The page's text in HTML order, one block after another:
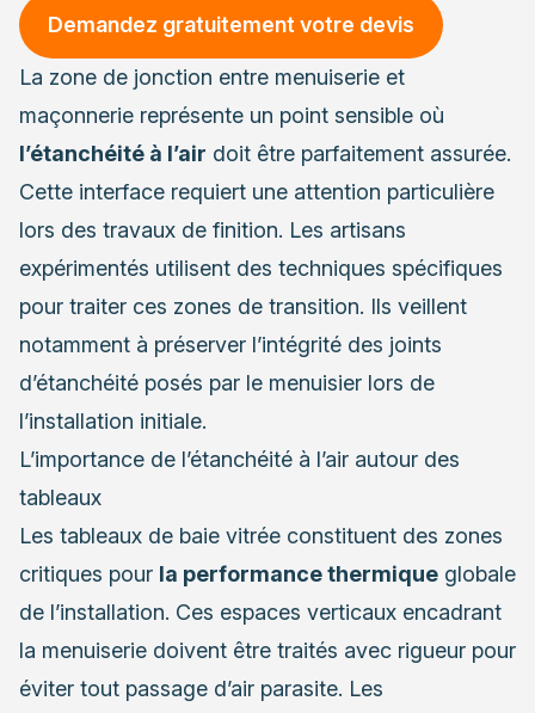
Demandez gratuitement votre devis
La zone de jonction entre menuiserie et
maçonnerie représente un point sensible où
l’étanchéité à l’air doit être parfaitement assurée.
Cette interface requiert une attention particulière
lors des travaux de finition. Les artisans
expérimentés utilisent des techniques spécifiques
pour traiter ces zones de transition. Ils veillent
notamment à préserver l’intégrité des joints
d’étanchéité posés par le menuisier lors de
l’installation initiale.
L’importance de l’étanchéité à l’air autour des
tableaux
Les tableaux de baie vitrée constituent des zones
critiques pour la performance thermique globale
de l’installation. Ces espaces verticaux encadrant
la menuiserie doivent être traités avec rigueur pour
éviter tout passage d’air parasite. Les